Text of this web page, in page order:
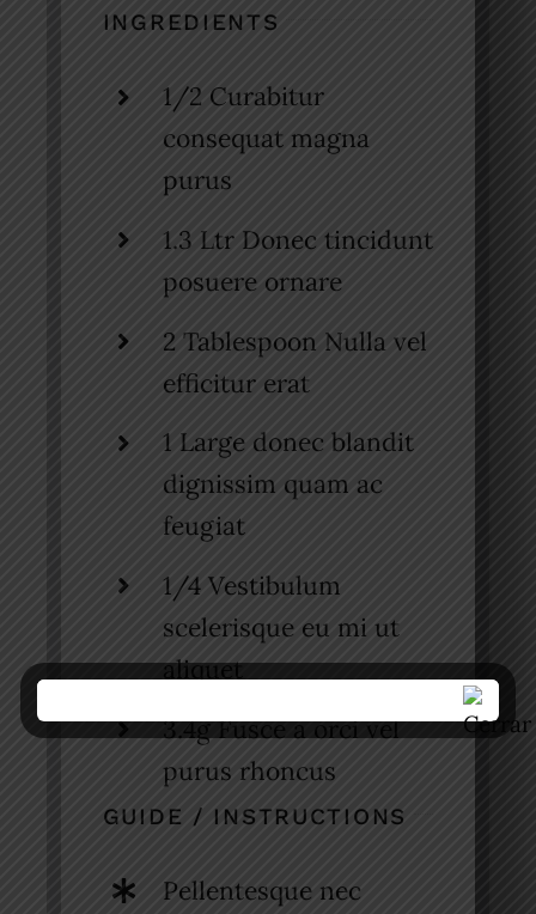
INGREDIENTS
1/2 Curabitur
consequat magna
purus
1.3 Ltr Donec tincidunt
posuere ornare
2 Tablespoon Nulla vel
efficitur erat
1 Large donec blandit
dignissim quam ac
feugiat
1/4 Vestibulum
scelerisque eu mi ut
aliquet
3.4g Fusce a orci vel
purus rhoncus
GUIDE / INSTRUCTIONS
Pellentesque nec